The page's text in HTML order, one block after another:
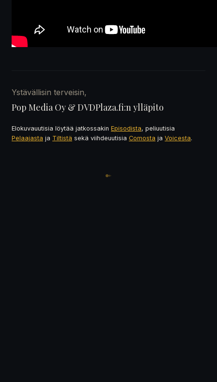
Ystävällisin terveisin,
Pop Media Oy & DVDPlaza.fi:n ylläpito
Elokuvauutisia löytää jatkossakin Episodista, peliuutisia
Pelaajasta ja Tiltistä sekä viihdeuutisia Comosta ja Voicesta.